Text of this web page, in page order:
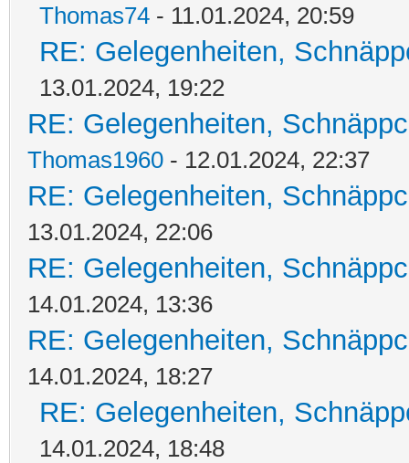
Thomas74 - 11.01.2024, 20:59
RE: Gelegenheiten,
13.01.2024, 19:22
RE: Gelegenheiten,
Thomas1960 - 12.01.2024, 22:37
RE: Gelegenheiten,
13.01.2024, 22:06
RE: Gelegenheiten,
14.01.2024, 13:36
RE: Gelegenheiten,
14.01.2024, 18:27
RE: Gelegenheiten,
14.01.2024, 18:48